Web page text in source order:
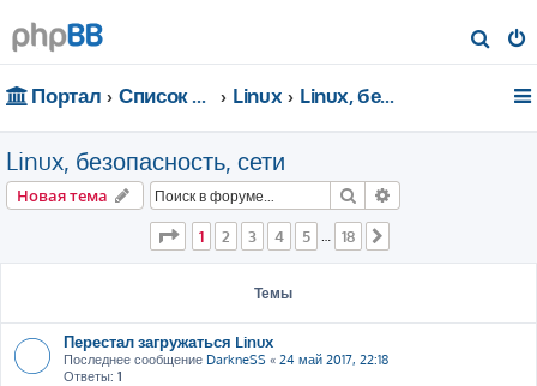
о
Портал Список форумов Linux Linux, безопасность, сети
Linux, безопасность, сети
Новая тема Поиск
Страница из 18
1 2 3 4 5 … 18
Темы
Перестал загружаться Linux
Последнее сообщение DarkneSS « 24 май 2017, 22:18
Ответы: 1